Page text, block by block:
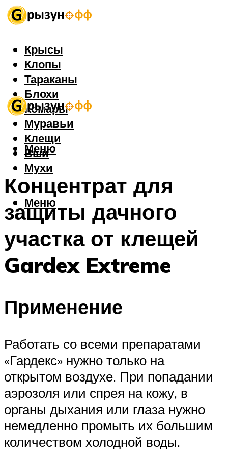
Крысы
Клопы
Тараканы
Блохи
Комары
Муравьи
Клещи
Вши
Мухи
Меню
Меню
Концентрат для
защиты дачного
участка от клещей
Gardex Extreme
Применение
Работать со всеми препаратами
«Гардекс» нужно только на
открытом воздухе. При попадании
аэрозоля или спрея на кожу, в
органы дыхания или глаза нужно
немедленно промыть их большим
количеством холодной воды.